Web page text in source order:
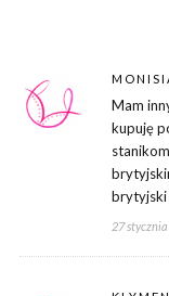
Mam
kupuję
brytyjski
27